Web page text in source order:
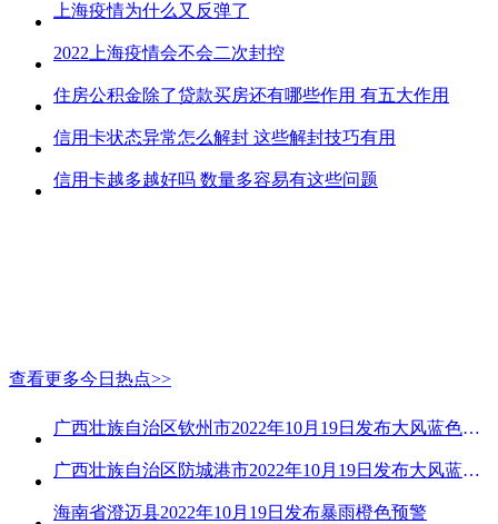
上海疫情为什么又反弹了
2022上海疫情会不会二次封控
住房公积金除了贷款买房还有哪些作用 有五大作用
信用卡状态异常怎么解封 这些解封技巧有用
信用卡越多越好吗 数量多容易有这些问题
查看更多今日热点>>
广西壮族自治区钦州市2022年10月19日发布大风蓝色预警
广西壮族自治区防城港市2022年10月19日发布大风蓝色预警
海南省澄迈县2022年10月19日发布暴雨橙色预警